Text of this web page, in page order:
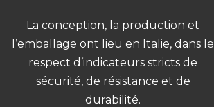
La conception, la production et
l’emballage ont lieu en Italie, dans le
respect d’indicateurs stricts de
sécurité, de résistance et de
durabilité.